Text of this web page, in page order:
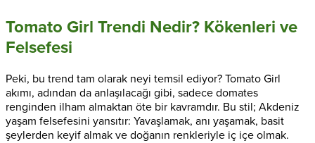
Tomato Girl Trendi Nedir? Kökenleri ve
Felsefesi
Peki, bu trend tam olarak neyi temsil ediyor? Tomato Girl
akımı, adından da anlaşılacağı gibi, sadece domates
renginden ilham almaktan öte bir kavramdır. Bu stil; Akdeniz
yaşam felsefesini yansıtır: Yavaşlamak, anı yaşamak, basit
şeylerden keyif almak ve doğanın renkleriyle iç içe olmak.